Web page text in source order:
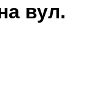
вул.